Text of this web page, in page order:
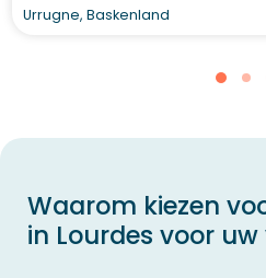
Urrugne, Baskenland
Waarom kiezen
in Lourdes voor